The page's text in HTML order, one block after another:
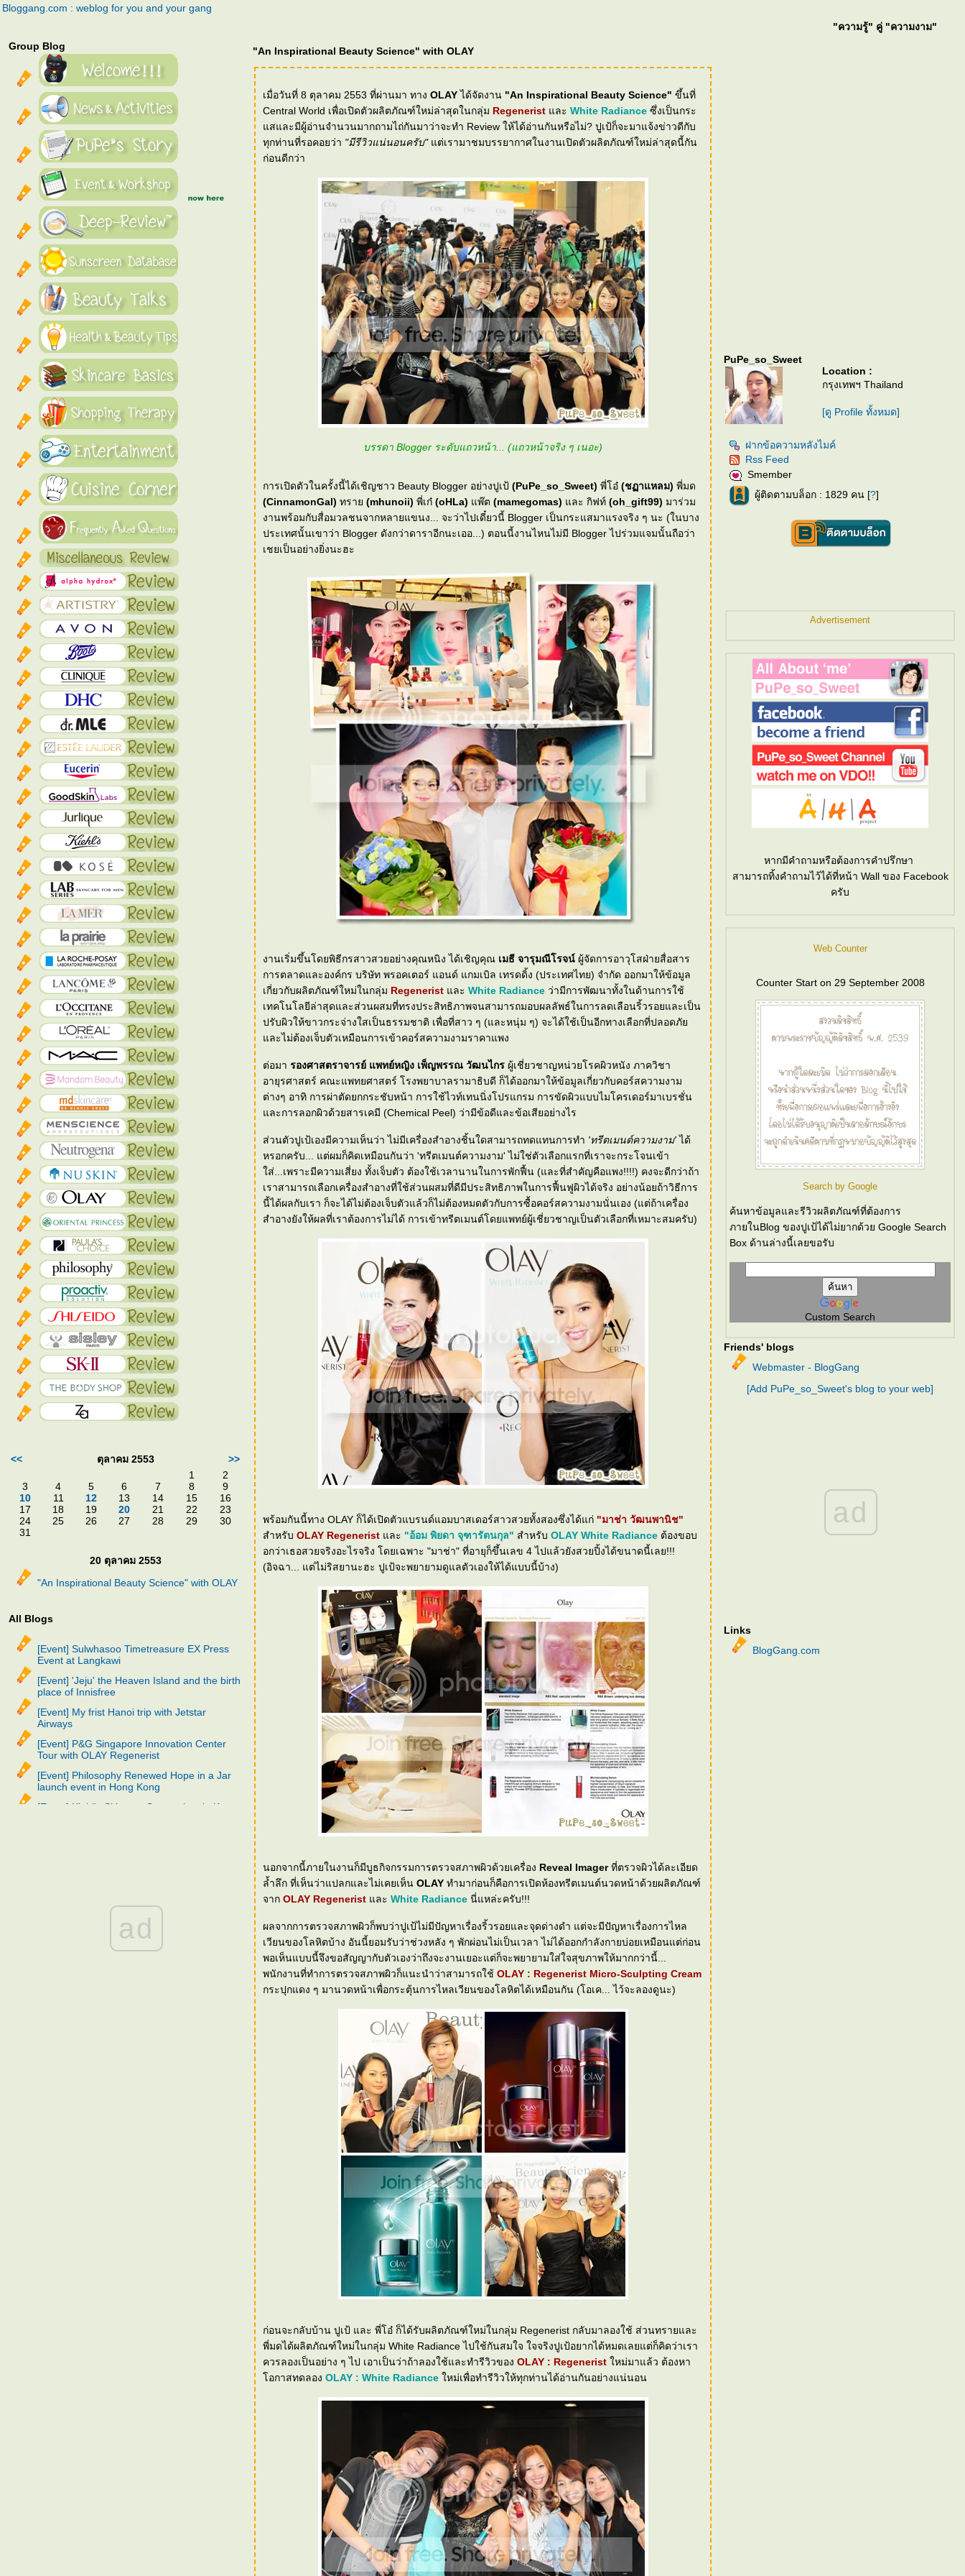
Bloggang.com : weblog for you and your gang
"ความรู้" คู่ "ความงาม"
Group Blog
<< ตุลาคม 2553
>>
1
2
3
4 5 6 7 8
9
10
11 12 13 14 15
16
17
18 19 20 21 22
23
24
25 26 27 28 29
30
31
20 ตุลาคม 2553
"An Inspirational Beauty Science" with OLAY
All Blogs
[Event] Sulwhasoo Timetreasure EX Press
Event at Langkawi
[Event] 'Jeju' the Heaven Island and the birth
place of Innisfree
[Event] My frist Hanoi trip with Jetstar
Airways
[Event] P&G Singapore Innovation Center
Tour with OLAY Regenerist
[Event] Philosophy Renewed Hope in a Jar
launch event in Hong Kong
[Event] Kiehl's Skincare Symposium in Korea
[Event] Nivea Sassy Day
[Event] Dove Body Wash Exclusive Tea Party
with PuPe_so_Sweet
ad
"An Inspirational Beauty Science" with OLAY
เมื่อวันที่ 8 ตุลาคม 2553 ที่ผ่านมา ทาง OLAYได้จัดงาน "An Inspirational Beauty Science" ขึ้นที่
Central World เพื่อเปิดตัวผลิตภัณฑ์ใหม่ล่าสุดในกลุ่ม Regenerist ละ White Radiance ซึ่งเป็นกระ
สและมีผู้อ่านจำนวนมากถามไถ่กันมาว่าจะทำ Review ให้ได้อ่านกันหรือไม่? ปูเป้ก็จะมาแจ้งข่าวดีกับ
ทุกท่านที่รอคอยว่า "มีรีวิวแน่นอนครับ" ต่เรามาชมบรรยากาศในงานเปิดตัวผลิตภัณฑ์ใหม่ล่าสุดนี้กัน
ก่อนดีกว่า
บรรดา Blogger ระดับแถวหน้า... (แถวหน้าจริง ๆ เนอะ)
การเปิดตัวในครั้งนี้ได้เชิญชาว Beauty Blogger อย่างปูเป้ (PuPe_so_Sweet) พี่โอ๋ (ชฏาแหลม) พี่มด
(CinnamonGal) ทรา (mhunoii) พี่เก๋ (oHLa) พ๊ต (mamegomas) ละ กิฟท์ (oh_gift99) มาร่วม
งานพร้อมกับสื่อมวลชนจากหลายแขนง... จะว่าไปเดี๋ยวนี้ Blogger เป็นกระแสมาแรงจริง ๆ นะ (ในบาง
ประเทศนั้นเขาว่า Blogger ดังกว่าดาราอีกนะเออ...) ตอนนี้งานไหนไม่มี Blogger ไปร่วมแจมนั้นถือว่า
เชยเป็นอย่างยิ่งนะฮะ
งานเริ่มขึ้นโดยพิธีกรสาวสวยอย่างคุณหนิง ได้เชิญคุณ เมธี จารุมณีโรจน์ ผู้จัดการอาวุโสฝ่ายสื่อสาร
การตลาดและองค์กร บริษัท พรอคเตอร์ แอนด์ แกมเบิล เทรดดิ้ง (ประเทศไทย) จำกัด ออกมาให้ข้อมูล
เกี่ยวกับผลิตภัณฑ์ใหม่ในกลุ่ม Regenerist ละ White Radiance ว่ามีการพัฒนาทั้งในด้านการใช้
เทคโนโลยีล่าสุดและส่วนผสมที่ทรงประสิทธิภาพจนสามารถมอบผลลัพธ์ในการลดเลือนริ้วรอยและเป็น
ปรับผิวให้ขาวกระจ่างใสเป็นธรรมชาติ เพื่อที่สาว ๆ (และหนุ่ม ๆ) จะได้ใช้เป็นอีกทางเลือกที่ปลอดภั
ละไม่ต้องเจ็บตัวเหมือนการเข้าคอร์สความงามราคาแพง
ต่อมา รองศาสตราจารย์ แพทย์หญิง เพ็ญพรรณ วัฒนไกร ผู้เชี่ยวชาญหน่วยโรคผิวหนัง ภาควิชา
อายุรศาสตร์ คณะแพทยศาสตร์ โรงพยาบาลรามาธิบดี ก็ได้ออกมาให้ข้อมูลเกี่ยวกับคอร์สความงาม
ต่างๆ อาทิ การผ่าตัดยกกระชับหน้า การใช้ไวท์เทนนิ่งโปรแกรม การขัดผิวแบบไมโครเดอร์มาเบรชั่น
ละการลอกผิวด้วยสารเคมี (Chemical Peel) ว่ามีข้อดีและข้อเสียอย่างไร
ส่วนตัวปูเป้เองมีความเห็นว่า ไม่มีเครื่องสำอางชิ้นใดสามารถทดแทนการทำ 'ทรีตเมนต์ความงาม'ได้
หรอกครับ... แต่ผมก็คิดเหมือนกันว่า 'ทรีตเมนต์ความงาม' ไม่ใช่ตัวเลือกแรกที่เราจะกระโจนเข้า
ส่...เพราะมีความเสี่ยง ทั้งเจ็บตัว ต้องใช้เวลานานในการพักฟื้น (และที่สำคัญคือแพง!!!!) คงจะดีกว่าถ้า
เราสามารถเลือกเครื่องสำอางที่ใช้ส่วนผสมที่ดีมีประสิทธิภาพในการฟื้นฟูผิวได้จริง อย่างน้อยถ้าวิธีการ
นี้ได้ผลกับเรา ก็จะได้ไม่ต้องเจ็บตัวแล้วก็ไม่ต้องหมดตัวกับการซื้อคอร์สความงามนั่นเอง (แต่ถ้าเครื่อง
สำอางยังให้ผลที่เราต้องการไม่ได้ การเข้าทรีตเมนต์โดยแพทย์ผู้เชี่ยวชาญเป็นตัวเลือกที่เหมาะสมครับ)
พร้อมกันนี้ทาง OLAY ก็ได้เปิดตัวแบรนด์แอมบาสเดอร์สาวสวยทั้งสองซึ่งได้แก่ "มาช่า วัฒนพานิช"
สำหรับ OLAY Regenerist ละ "อ้อม พิยดา จุฑารัตนกุล" สำหรับ OLAY White Radiance ต้องขอบ
อกว่าเธอสวยจริงอะไรจริง โดยเฉพาะ "มาช่า" ที่อายุก็ขึ้นเลข 4 ไปแล้วยังสวยปิ้งได้ขนาดนี้เลย!!!
(อิจฉา... แต่ไม่ริสยานะฮะ ปูเป้จะพยายามดูแลตัวเองให้ได้แบบนี้บ้าง)
นอกจากนี้ภายในงานก็มีบูธกิจกรรมการตรวจสภาพผิวด้วยเครื่อง Reveal Imagerที่ตรวจผิวได้ละเอียด
ล้ำลึก ที่เห็นว่าแปลกและไม่เคยเห็น OLAY ทำมาก่อนก็คือการเปิดห้องทรีตเมนต์นวดหน้าด้วยผลิตภัณฑ์
จาก OLAY Regenerist ละ White Radiance นี่แหล่ะครับ!!!
ผลจากการตรวจสภาพผิวก็พบว่าปูเป้ไม่มีปัญหาเรื่องริ้วรอยและจุดด่างดำ แต่จะมีปัญหาเรื่องการไหล
เวียนของโลหิตบ้าง อันนี้ยอมรับว่าช่วงหลัง ๆ พักผ่อนไม่เป็นเวลา ไม่ได้ออกกำลังกายบ่อยเหมือนแต่ก่อน
พอเห็นแบบนี้จึงขอสัญญากับตัวเองว่าถึงจะงานเยอะแต่ก็จะพยายามใส่ใจสุขภาพให้มากกว่านี้...
พนักงานที่ทำการตรวจสภาพผิวก็แนะนำว่าสามารถใช้ OLAY : Regenerist Micro-Sculpting Cream
กระปุกแดง ๆ มานวดหน้าเพื่อกระตุ้นการไหลเวียนของโลหิตได้เหมือนกัน (โอเค... ไว้จะลองดูนะ)
ก่อนจะกลับบ้าน ปูเป้ และ พี่โอ๋ ก็ได้รับผลิตภัณฑ์ใหม่ในกลุ่ม Regenerist กลับมาลองใช้ ส่วนทรายและ
พี่มดได้ผลิตภัณฑ์ใหม่ในกลุ่ม White Radiance ไปใช้กันสมใจ ใจจริงปูเป้อยากได้หมดเลยแต่ก็คิดว่าเรา
ควรลองเป็นอย่าง ๆ ไป เอาเป็นว่าถ้าลองใช้และทำรีวิวของ OLAY : Regenerist หม่มาแล้ว ต้องหา
อกาสทดลอง OLAY : White Radiance หม่เพื่อทำรีวิวให้ทุกท่านได้อ่านกันอย่างแน่นอน
PuPe_so_Sweet
Location :
กรุงเทพฯ Thailand
[ดู Profile ทั้งหมด]
ฝากข้อความหลังไมค์
Rss Feed
Smember
ผู้ติดตามบล็อก : 1829 คน [?]
Advertisement
หากมีคำถามหรือต้องการคำปรึกษา
สามารถทิ้งคำถามไว้ได้ที่หน้า Wall ของ Facebook
ครับ
Web Counter
Counter Start on 29 September 2008
Search by Google
ค้นหาข้อมูลและรีวิวผลิตภัณฑ์ที่ต้องการ
ภายในBlog ของปูเป้ได้ไม่ยากด้วย Google Search
Box ด้านล่างนี้เลยขอรับ
Custom Search
Friends' blogs
Webmaster - BlogGang
[Add PuPe_so_Sweet's blog to your web]
ad
Links
BlogGang.com